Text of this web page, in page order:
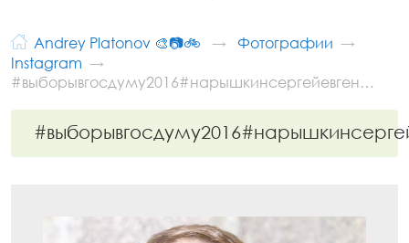
Andrey Platonov 🎨📷🚲
Фотографии
Instagram
#выборывгосдуму2016#нарышкинсергейевген…